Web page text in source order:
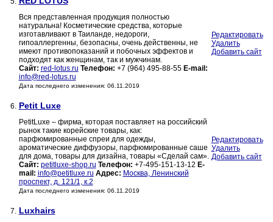
Вся представленная продукция полностью
натуральна! Косметические средства, которые
изготавливают в Таиланде, недороги,
гипоаллергенны, безопасны, очень действенны, не
имеют противопоказаний и побочных эффектов и
подходят как женщинам, так и мужчинам.
Сайт: red-lotus.ru Телефон: +7 (964) 495-88-55 E-mail:
info@red-lotus.ru
Дата последнего изменения: 06.11.2019
Редактировать
Удалить
Добавить сайт
6. Petit Luxe
PetitLuxe – фирма, которая поставляет на российский
рынок такие корейские товары, как:
парфюмированные спреи для одежды,
ароматические диффузоры, парфюмированные саше
для дома, товары для дизайна, товары «Сделай сам».
Сайт: petitluxe-shop.ru Телефон: +7-495-151-13-12 E-
mail: info@petitluxe.ru Адрес: Москва, Ленинский
проспект, д. 121/1, к.2
Дата последнего изменения: 06.11.2019
Редактировать
Удалить
Добавить сайт
7. Luxhairs